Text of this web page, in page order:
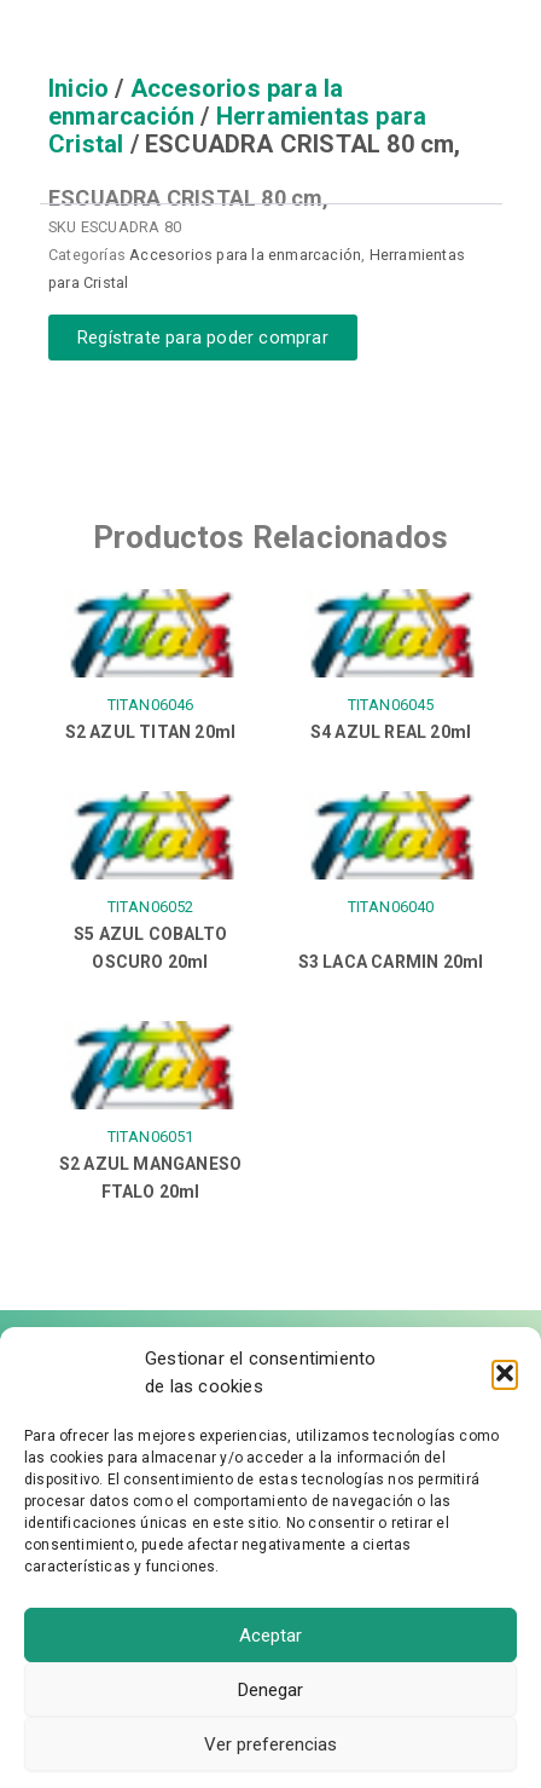
Gestionar el consentimiento
de las cookies
Para ofrecer las mejores experiencias, utilizamos tecnologías como
las cookies para almacenar y/o acceder a la información del
dispositivo. El consentimiento de estas tecnologías nos permitirá
procesar datos como el comportamiento de navegación o las
identificaciones únicas en este sitio. No consentir o retirar el
consentimiento, puede afectar negativamente a ciertas
características y funciones.
Aceptar
Denegar
Ver preferencias
Inicio / Accesorios para la
enmarcación / Herramientas para
Cristal / ESCUADRA CRISTAL 80 cm,
ESCUADRA CRISTAL 80 cm,
SKU ESCUADRA 80
Categorías Accesorios para la enmarcación Herramientas
para Cristal
Regístrate para poder comprar
Productos Relacionados
TITAN06046
S2 AZUL TITAN 20ml
TITAN06045
S4 AZUL REAL 20ml
TITAN06052
S5 AZUL COBALTO
OSCURO 20ml
TITAN06040
S3 LACA CARMIN 20ml
TITAN06051
S2 AZUL MANGANESO
FTALO 20ml
FÁBRICA DE MOLDURAS
Aviso Legal
Política de Privacidad
Accesibilidad
Política de cookies
Condiciones Generales
Agente Digitalizador ASH Proyectos Creativos